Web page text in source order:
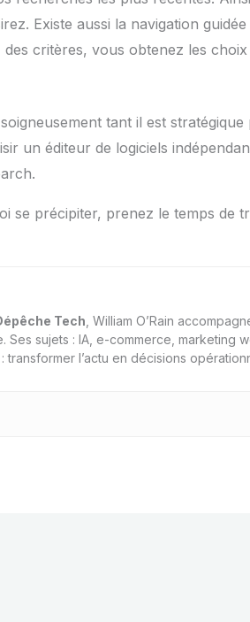
Existe aussi la navigation
des critères, vous obtenez les
tant il est
un éditeur de logiciels
se précipiter, prenez le temps de
Tech , William O’Rain
Ses sujets : IA, e-commerce, marketing
transformer l’actu en décisions